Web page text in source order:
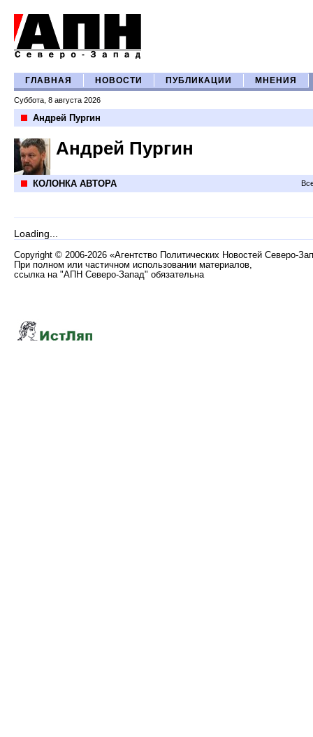
ГЛАВНАЯ НОВОСТИ ПУБЛИКАЦИИ МНЕНИЯ
Суббота, 8 августа 2026
Андрей Пургин
Андрей Пургин
КОЛОНКА АВТОРА
Loading...
Copyright © 2006-2026 «Агентство Политических Новостей Северо-
При полном или частичном использовании материалов,
ссылка на "АПН Северо-Запад" обязательна